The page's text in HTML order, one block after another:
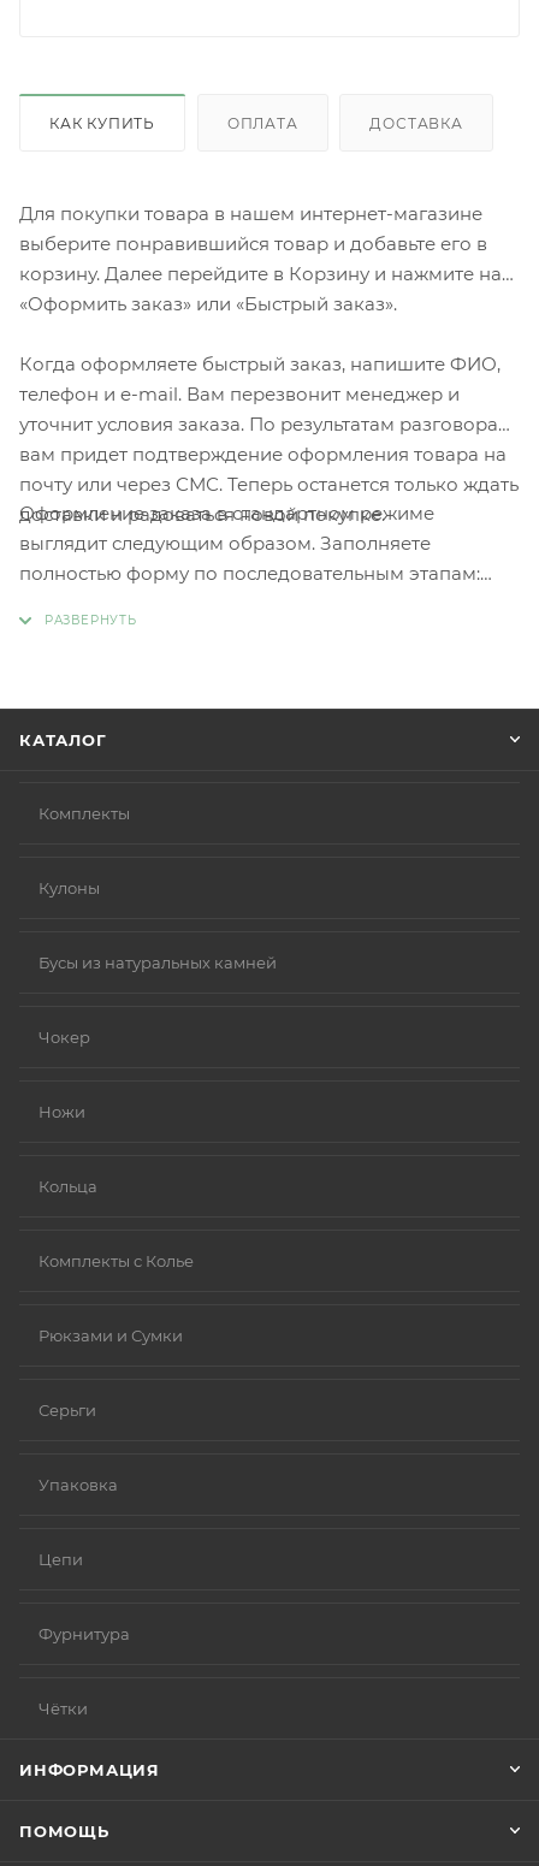
КАК КУПИТЬ ОПЛАТА ДОСТАВКА
Для покупки товара в нашем интернет-магазине
выберите понравившийся товар и добавьте его в
корзину. Далее перейдите в Корзину и нажмите на
«Оформить заказ» или «Быстрый заказ».
Когда оформляете быстрый заказ, напишите ФИО,
телефон и e-mail. Вам перезвонит менеджер и
уточнит условия заказа. По результатам разговора
вам придет подтверждение оформления товара на
почту или через СМС. Теперь останется только ждать
доставки и радоваться новой покупке.
Оформление заказа в стандартном режиме
выглядит следующим образом. Заполняете
полностью форму по последовательным этапам:
КАТАЛОГ
Комплекты
Кулоны
Бусы из натуральных камней
Чокер
Ножи
Кольца
Комплекты с Колье
Рюкзами и Сумки
Серьги
Упаковка
Цепи
Фурнитура
Чётки
ИНФОРМАЦИЯ
ПОМОЩЬ